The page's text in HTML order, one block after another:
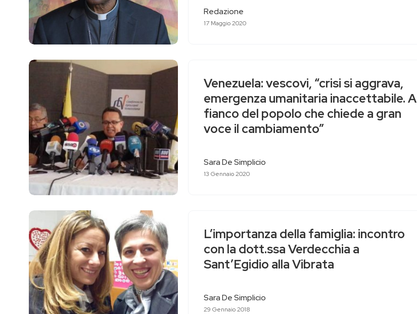
Redazione
17 Maggio 2020
Venezuela: vescovi, “crisi si aggrava,
emergenza umanitaria inaccettabile. A
fianco del popolo che chiede a gran
voce il cambiamento”
Sara De Simplicio
13 Gennaio 2020
L’importanza della famiglia: incontro
con la dott.ssa Verdecchia a
Sant’Egidio alla Vibrata
Sara De Simplicio
29 Gennaio 2018